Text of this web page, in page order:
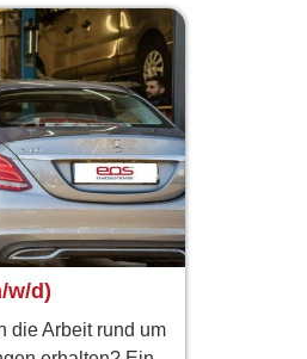
w/d)
die Arbeit rund um